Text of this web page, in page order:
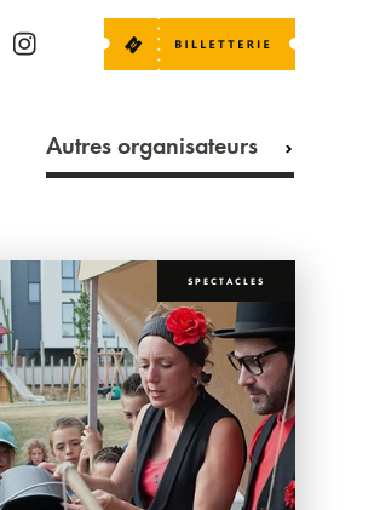
Autres organisateurs
SPECTACLES